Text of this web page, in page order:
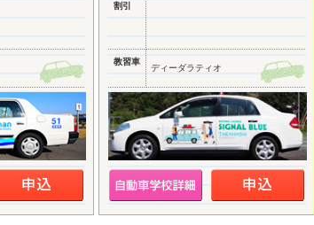
割引
教習車
ディーダラティオ